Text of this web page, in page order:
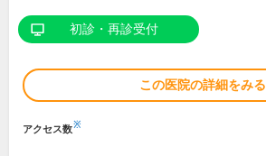
初診・再診受付
この医院の詳細をみる
アクセス数※